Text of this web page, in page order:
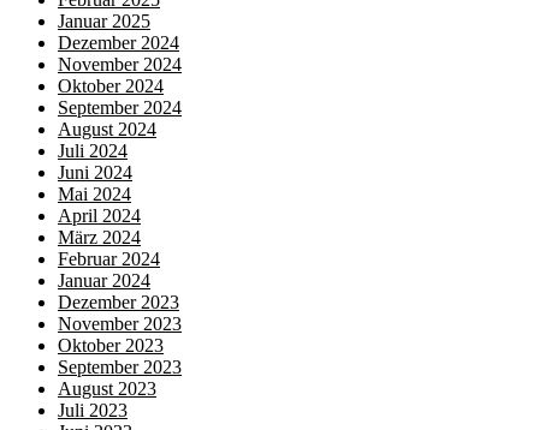
Januar 2025
Dezember 2024
November 2024
Oktober 2024
September 2024
August 2024
Juli 2024
Juni 2024
Mai 2024
April 2024
März 2024
Februar 2024
Januar 2024
Dezember 2023
November 2023
Oktober 2023
September 2023
August 2023
Juli 2023